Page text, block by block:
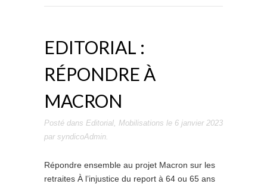
EDITORIAL :
RÉPONDRE À
MACRON
Posté dans Editorial, Mobilisations le 6 janvier 2023
par syndicoAdmin.
Répondre ensemble au projet Macron sur les
retraites À l’injustice du report à 64 ou 65 ans